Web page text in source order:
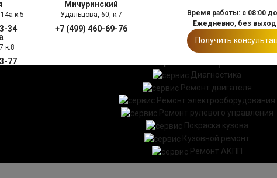
к.5
34
Мичуринский
Удальцова, 60, к.7
+7 (499) 460-69-76
к.8
77
Время работы: с 08:00
Ежедневно, без
Получить
ПРАЙС ЛИСТ
Диагностика
Ремонт двигателя
Ремонт электрооборудования
Ремонт рулевого управления
Покраска кузова
Кузовной ремонт
Ремонт АКПП